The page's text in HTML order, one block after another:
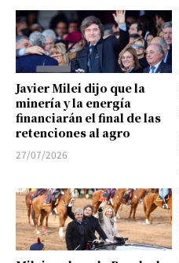
Javier Milei dijo que la
minería y la energía
financiarán el final de las
retenciones al agro
27/07/2026